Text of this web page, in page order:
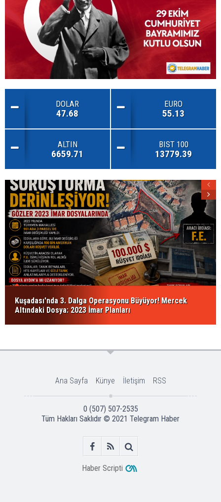
DOLAR
47.68
EURO
55.13
ALTIN
6659.71
BIST 100
13779.39
Kuşadası'nda 3. Dalga Operasyonu Büyüyor! Mercek
Altındaki Dosya: 2023 İmar Planları
Ana Sayfa Künye İletişim RSS
0 (507) 507-2535
Tüm Hakları Saklıdır © 2021 Telegram Haber
Haber Scripti